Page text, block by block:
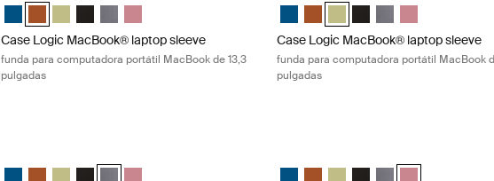
Case Logic 13.3" Laptop and MacBook Sleeve Dark Teal
Case Logic 13.3" Laptop and MacBook Sleeve Rustic Amber (selected)
Case Logic 13.3" Laptop and MacBook Sleeve Dill
Case Logic 13.3" Laptop and MacBook Sleeve Negro
Case Logic 13.3" Laptop and MacBook Sleeve Grafito
Case Logic 13.3" Laptop and MacBook Sleeve Heather rose
Case Logic MacBook® laptop sleeve
funda para computadora portátil MacBook de 13,3
pulgadas
Case Logic 13.3" Laptop and
Case Logic 13.3" Laptop and
Case Logic 13.3" Laptop and
Case Logic 13.3" Laptop
Case Logic 13.3"
Case Logic
Case Logic MacBook® laptop sleeve
funda para computadora portátil MacBook
pulgadas
Case Logic 13.3" Laptop and MacBook Sleeve Dark Teal
Case Logic 13.3" Laptop and MacBook Sleeve Rustic Amber
Case Logic 13.3" Laptop and MacBook Sleeve Dill
Case Logic 13.3" Laptop and MacBook Sleeve Negro
Case Logic 13.3" Laptop and MacBook Sleeve Grafito (selected)
Case Logic 13.3" Laptop and MacBook Sleeve Heather rose
Case Logic 13.3" Laptop and
Case Logic 13.3" Laptop and
Case Logic 13.3" Laptop and
Case Logic 13.3" Laptop
Case Logic 13.3"
Case Logic